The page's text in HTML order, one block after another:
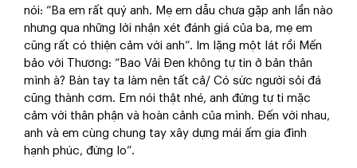
nói: “Ba em rất quý anh. Mẹ em dẫu chưa gặp anh lần nào
nhưng qua những lời nhận xét đánh giá của ba, mẹ em
cũng rất có thiện cảm với anh”. Im lặng một lát rồi Mến
bảo với Thương: “Bao Vải Đen không tự tin ở bản thân
mình à? Bàn tay ta làm nên tất cả/ Có sức người sỏi đá
cũng thành cơm. Em nói thật nhé, anh đừng tự ti mặc
cảm với thân phận và hoàn cảnh của mình. Đến với nhau,
anh và em cùng chung tay xây dựng mái ấm gia đình
hạnh phúc, đừng lo”.